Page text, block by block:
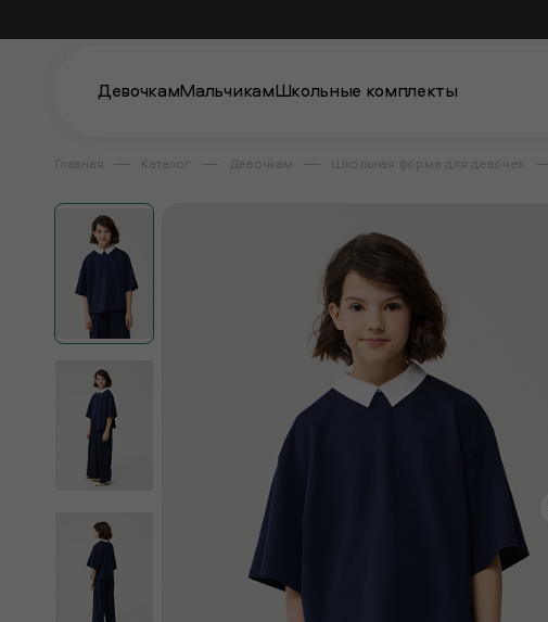
ДевочкамМальчикамШкольные комплекты
Главная Каталог Девочкам Школьная форма для девочек